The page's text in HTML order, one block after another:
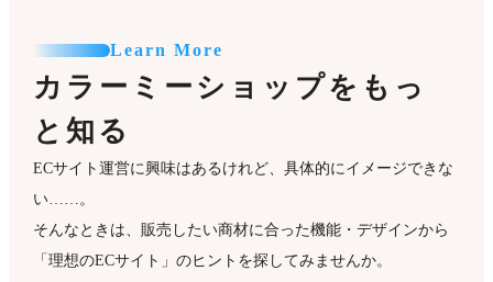
Learn More
カラーミーショップをもっ
と知る
ECサイト運営に興味はあるけれど、具体的にイメージできな
い……。
そんなときは、販売したい商材に合った機能・デザインから
「理想のECサイト」のヒントを探してみませんか。